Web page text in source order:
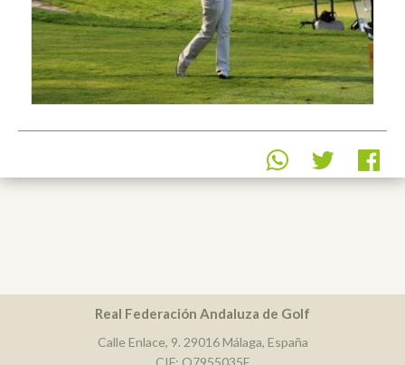
Real Federación Andaluza de Golf
Calle Enlace, 9. 29016 Málaga, España
CIF: Q7955035F